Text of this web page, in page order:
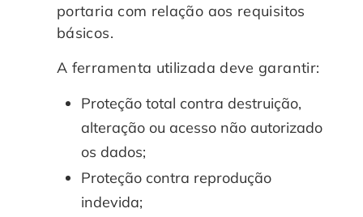
portaria com relação aos requisitos
básicos.
A ferramenta utilizada deve garantir:
Proteção total contra destruição,
alteração ou acesso não autorizado
os dados;
Proteção contra reprodução
indevida;